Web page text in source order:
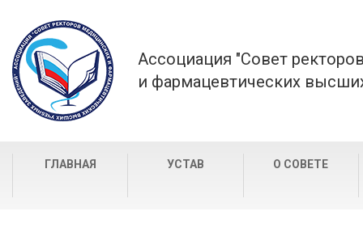
Ассоциация "Совет
и фармацевтических
ГЛАВНАЯ УСТАВ О СОВЕТЕ